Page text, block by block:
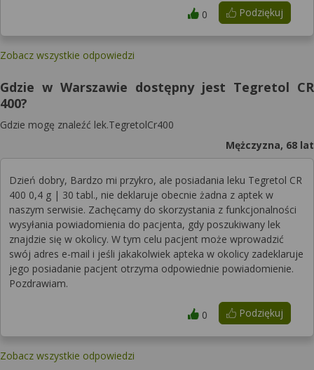
Podziękuj
0
Zobacz wszystkie odpowiedzi
Gdzie w Warszawie dostępny jest Tegretol CR
400?
Gdzie mogę znaleźć lek.TegretolCr400
Mężczyzna, 68 lat
Dzień dobry, Bardzo mi przykro, ale posiadania leku Tegretol CR
400 0,4 g | 30 tabl., nie deklaruje obecnie żadna z aptek w
naszym serwisie. Zachęcamy do skorzystania z funkcjonalności
wysyłania powiadomienia do pacjenta, gdy poszukiwany lek
znajdzie się w okolicy. W tym celu pacjent może wprowadzić
swój adres e-mail i jeśli jakakolwiek apteka w okolicy zadeklaruje
jego posiadanie pacjent otrzyma odpowiednie powiadomienie.
Pozdrawiam.
Podziękuj
0
Zobacz wszystkie odpowiedzi